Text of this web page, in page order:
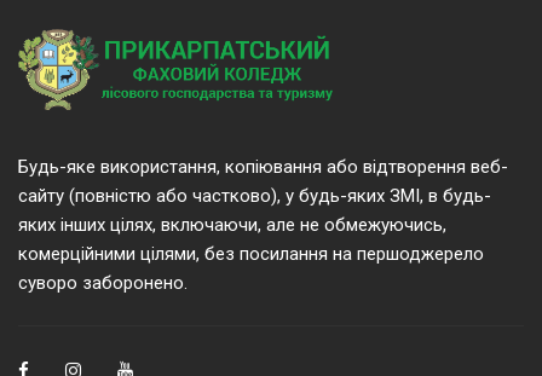
Будь-яке використання, копіювання або відтворення веб-
сайту (повністю або частково), у будь-яких ЗМІ, в будь-
яких інших цілях, включаючи, але не обмежуючись,
комерційними цілями, без посилання на першоджерело
суворо заборонено.